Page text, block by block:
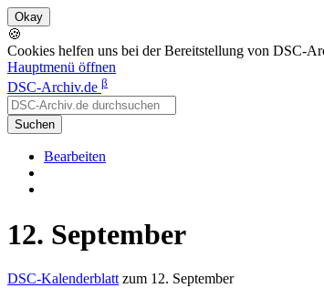
🍪
Cookies helfen uns bei der Bereitstellung von DSC-
Hauptmenü öffnen
DSC-Archiv.de β
Suchen
Bearbeiten
12. September
DSC-Kalenderblatt zum 12. September